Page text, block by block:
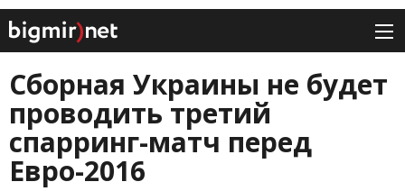
Сборная Украины не будет
проводить третий
спарринг-матч перед
Евро-2016